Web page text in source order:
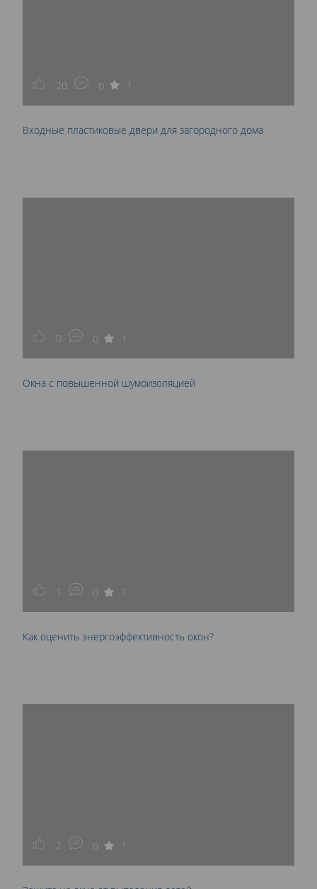
20 0 1
Входные пластиковые двери для загородного дома
0 0 1
Окна с повышенной шумоизоляцией
1 0 1
Как оценить энергоэффективность окон?
2 0 1